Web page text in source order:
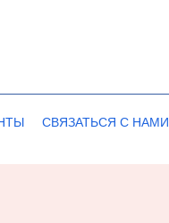
СВЯЗАТЬСЯ С НАМИ